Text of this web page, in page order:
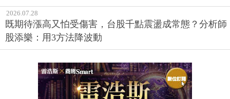
2026.07.28
既期待漲高又怕受傷害，台股千點震盪成常態？分析師
股添樂：用3方法降波動